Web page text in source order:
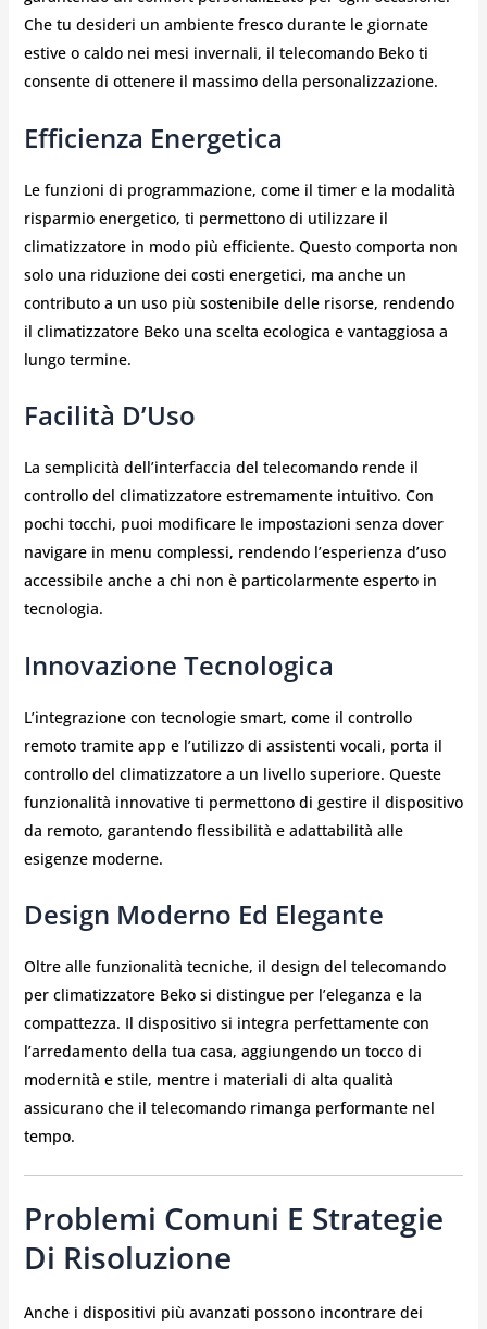
Che tu desideri un ambiente fresco durante le giornate
estive o caldo nei mesi invernali, il telecomando Beko ti
consente di ottenere il massimo della personalizzazione.
Efficienza Energetica
Le funzioni di programmazione, come il timer e la modalità
risparmio energetico, ti permettono di utilizzare il
climatizzatore in modo più efficiente. Questo comporta non
solo una riduzione dei costi energetici, ma anche un
contributo a un uso più sostenibile delle risorse, rendendo
il climatizzatore Beko una scelta ecologica e vantaggiosa a
lungo termine.
Facilità D’Uso
La semplicità dell’interfaccia del telecomando rende il
controllo del climatizzatore estremamente intuitivo. Con
pochi tocchi, puoi modificare le impostazioni senza dover
navigare in menu complessi, rendendo l’esperienza d’uso
accessibile anche a chi non è particolarmente esperto in
tecnologia.
Innovazione Tecnologica
L’integrazione con tecnologie smart, come il controllo
remoto tramite app e l’utilizzo di assistenti vocali, porta il
controllo del climatizzatore a un livello superiore. Queste
funzionalità innovative ti permettono di gestire il dispositivo
da remoto, garantendo flessibilità e adattabilità alle
esigenze moderne.
Design Moderno Ed Elegante
Oltre alle funzionalità tecniche, il design del telecomando
per climatizzatore Beko si distingue per l’eleganza e la
compattezza. Il dispositivo si integra perfettamente con
l’arredamento della tua casa, aggiungendo un tocco di
modernità e stile, mentre i materiali di alta qualità
assicurano che il telecomando rimanga performante nel
tempo.
Problemi Comuni E Strategie
Di Risoluzione
Anche i dispositivi più avanzati possono incontrare dei